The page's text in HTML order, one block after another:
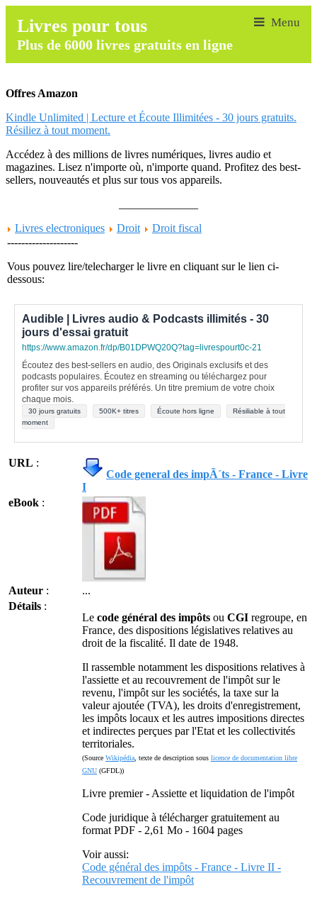
Livres pour tous
Plus de 6000 livres gratuits en ligne
Offres Amazon
Kindle Unlimited | Lecture et Écoute Illimitées - 30 jours gratuits.
Résiliez à tout moment.
Accédez à des millions de livres numériques, livres audio et
magazines. Lisez n'importe où, n'importe quand. Profitez des best-
sellers, nouveautés et plus sur tous vos appareils.
Livres electroniques
Droit
Droit fiscal
--------------------
Vous pouvez lire/telecharger le livre en cliquant sur le lien ci-
dessous:
Audible | Livres audio & Podcasts illimités - 30
jours d'essai gratuit
https://www.amazon.fr/dp/B01DPWQ20Q?tag=livrespourt0c-21
Écoutez des best-sellers en audio, des Originals exclusifs et des
podcasts populaires. Écoutez en streaming ou téléchargez pour
profiter sur vos appareils préférés. Un titre premium de votre choix
chaque mois.
30 jours gratuits 500K+ titres Écoute hors ligne
Résiliable à tout
moment
URL :
Code general des impÃ´ts - France - Livre
I
eBook :
Auteur :
...
Détails :
Le code général des impôts ou CGI regroupe, en
France, des dispositions législatives relatives au
droit de la fiscalité. Il date de 1948.
Il rassemble notamment les dispositions relatives à
l'assiette et au recouvrement de l'impôt sur le
revenu, l'impôt sur les sociétés, la taxe sur la
valeur ajoutée (TVA), les droits d'enregistrement,
les impôts locaux et les autres impositions directes
et indirectes perçues par l'Etat et les collectivités
territoriales.
(Source Wikipédia , texte de description sous licence de documentation libre
GNU (GFDL))
Livre premier - Assiette et liquidation de l'impôt
Code juridique à télécharger gratuitement au
format PDF - 2,61 Mo - 1604 pages
Voir aussi:
Code général des impôts - France - Livre II -
Recouvrement de l'impôt